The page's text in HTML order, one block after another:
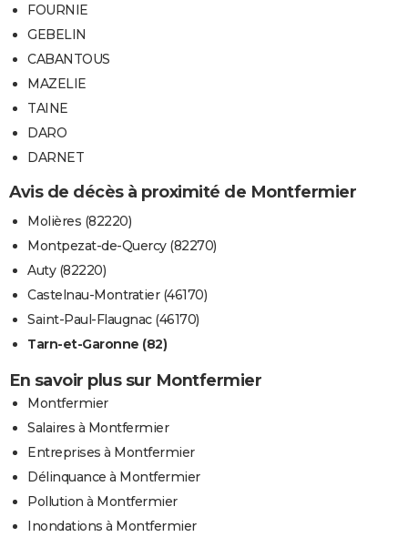
FOURNIE
GEBELIN
CABANTOUS
MAZELIE
TAINE
DARO
DARNET
Avis de décès à proximité de Montfermier
Molières (82220)
Montpezat-de-Quercy (82270)
Auty (82220)
Castelnau-Montratier (46170)
Saint-Paul-Flaugnac (46170)
Tarn-et-Garonne (82)
En savoir plus sur Montfermier
Montfermier
Salaires à Montfermier
Entreprises à Montfermier
Délinquance à Montfermier
Pollution à Montfermier
Inondations à Montfermier